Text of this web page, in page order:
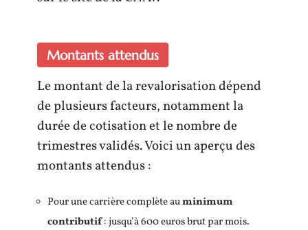
Montants attendus
Le montant de la revalorisation dépend
de plusieurs facteurs, notamment la
durée de cotisation et le nombre de
trimestres validés. Voici un aperçu des
montants attendus :
Pour une carrière complète auminimum
contributif: jusqu’à 600 euros brut par mois.